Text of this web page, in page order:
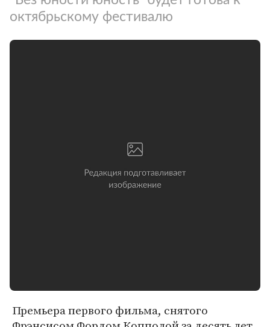
октябрьскому фестивалю
Премьера первого фильма, снятого